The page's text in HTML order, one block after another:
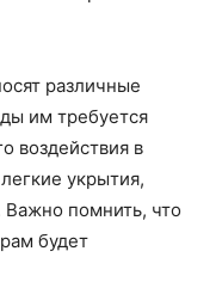
различные
им требуется
воздействия в
укрытия,
Важно помнить, что
будет